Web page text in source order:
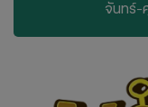
จันทร์-